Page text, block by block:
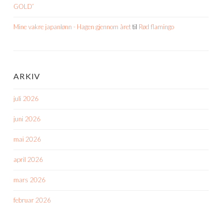
GOLD’
Mine vakre japanlønn - Hagen gjennom årettil Rød flamingo
ARKIV
juli 2026
juni 2026
mai 2026
april 2026
mars 2026
februar 2026